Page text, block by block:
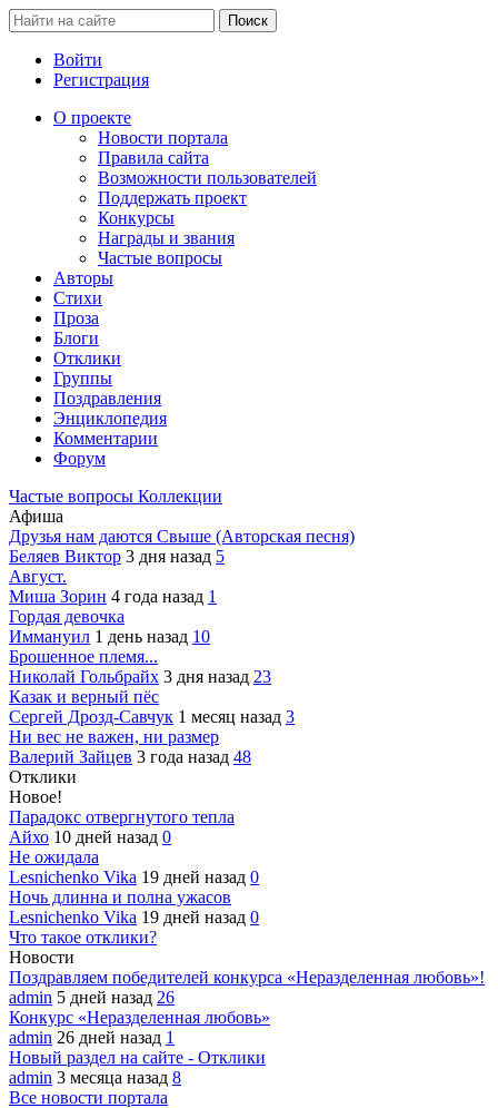
Войти
Регистрация
О проекте
Новости портала
Правила сайта
Возможности пользователей
Поддержать проект
Конкурсы
Награды и звания
Частые вопросы
Авторы
Стихи
Проза
Блоги
Отклики
Группы
Поздравления
Энциклопедия
Комментарии
Форум
Частые вопросы Коллекции
Афиша
Друзья нам даются Свыше (Авторская песня)
Беляев Виктор 3 дня назад 5
Август.
Миша Зорин 4 года назад 1
Гордая девочка
Иммануил 1 день назад 10
Брошенное племя...
Николай Гольбрайх 3 дня назад 23
Казак и верный пёс
Сергей Дрозд-Савчук 1 месяц назад 3
Ни вес не важен, ни размер
Валерий Зайцев 3 года назад 48
Отклики
Новое!
Парадокс отвергнутого тепла
Айхо 10 дней назад 0
Не ожидала
Lesnichenko Vika 19 дней назад 0
Ночь длинна и полна ужасов
Lesnichenko Vika 19 дней назад 0
Что такое отклики?
Новости
Поздравляем победителей конкурса «Неразделенная любовь»!
admin 5 дней назад 26
Конкурс «Неразделенная любовь»
admin 26 дней назад 1
Новый раздел на сайте - Отклики
admin 3 месяца назад 8
Все новости портала